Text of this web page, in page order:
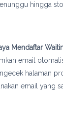
hingga
Mendaftar
email
halaman
email yang